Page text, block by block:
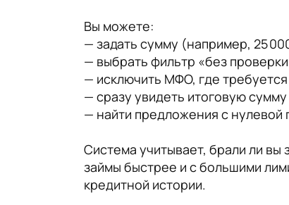
Вы можете:
— задать сумму (например, 25
— выбрать фильтр «без
— исключить МФО, где
— сразу увидеть итоговую сумму
— найти предложения с нулевой
Система учитывает, брали ли
займы быстрее и с большими
кредитной истории.